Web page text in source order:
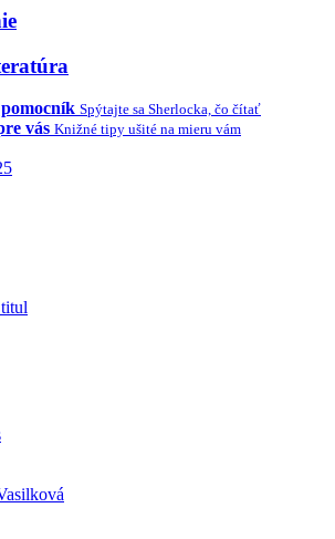
Spýtajte sa Sherlocka, čo čítať
vás Knižné tipy ušité na mieru vám